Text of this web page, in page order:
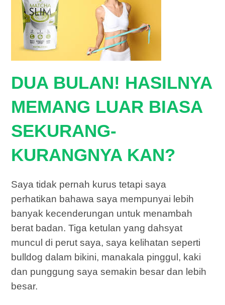
DUA BULAN! HASILNYA
MEMANG LUAR BIASA
SEKURANG-
KURANGNYA KAN?
Saya tidak pernah kurus tetapi saya
perhatikan bahawa saya mempunyai lebih
banyak kecenderungan untuk menambah
berat badan. Tiga ketulan yang dahsyat
muncul di perut saya, saya kelihatan seperti
bulldog dalam bikini, manakala pinggul, kaki
dan punggung saya semakin besar dan lebih
besar.